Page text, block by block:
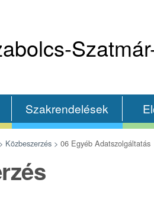
Szakrendelések
Közbeszerzés > 06 Egyéb Adatszolgáltatás